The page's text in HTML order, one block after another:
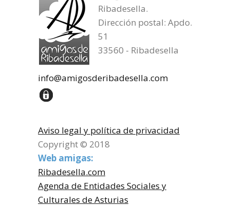
Ribadesella.
Dirección postal: Apdo.
51
33560 - Ribadesella
info@amigosderibadesella.com
Aviso legal y política de privacidad
Copyright © 2018
Web amigas:
Ribadesella.com
Agenda de Entidades Sociales y
Culturales de Asturias